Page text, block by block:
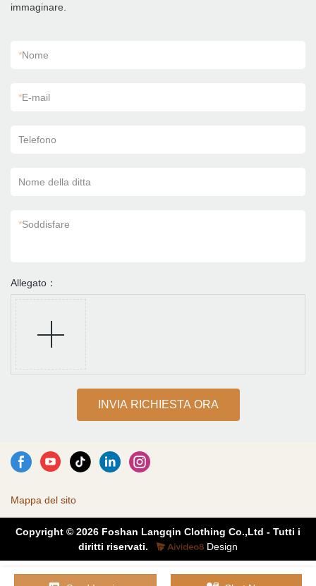
immaginare.
*Nome
*E-mail
Telefono
Nome della ditta
*Soddisfare
Allegato：
INVIA RICHIESTA ORA
Mappa del sito
Copyright © 2026 Foshan Langqin Clothing Co.,Ltd - Tutti i
diritti riservati.
Design